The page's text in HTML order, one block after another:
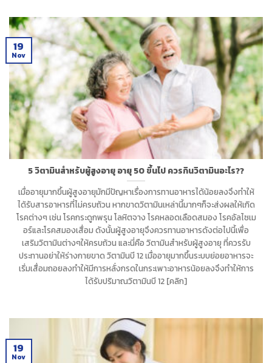
5 วิตามินสำหรับผู้สูงอายุ อายุ 50 ขึ้นไป ควรกินวิตามินอะไร??
เมื่ออายุมากขึ้นผู้สูงอายุมักมีปัญหาเรื่องการทานอาหารได้น้อยลงจึงทำให้
ได้รับสารอาหารที่ไม่ครบถ้วน หากขาดวิตามินเหล่านี้มากๆก็จะส่งผลให้เกิด
โรคต่างๆ เช่น โรคกระดูกพรุน โลหิตจาง โรคหลอดเลือดสมอง โรคอัลไซเม
อร์และโรคสมองเสื่อม ดังนั้นผู้สูงอายุจึงควรทานอาหารดังต่อไปนี้เพื่อ
เสริมวิตามินต่างๆให้ครบถ้วน และนี่คือ วิตามินสำหรับผู้สูงอายุ ที่ควรรับ
ประทานอย่าให้ร่างกายขาด วิตามินบี 12 เมื่ออายุมากขึ้นระบบย่อยอาหารจะ
เริ่มเสื่อมถอยลงทำให้มีการหลั่งกรดในกระเพาะอาหารน้อยลงจึงทำให้การ
ได้รับปริมาณวิตามินบี 12 [คลิก]
19
Nov
19
Nov